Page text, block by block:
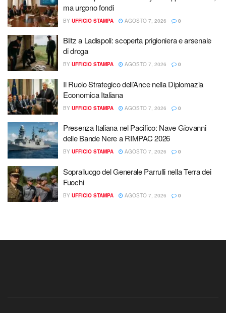
ma urgono fondi
BY UFFICIO STAMPA AGOSTO 7, 2026 0
Blitz a Ladispoli: scoperta prigioniera e arsenale
di droga
BY UFFICIO STAMPA AGOSTO 7, 2026 0
Il Ruolo Strategico dell’Ance nella Diplomazia
Economica Italiana
BY UFFICIO STAMPA AGOSTO 7, 2026 0
Presenza Italiana nel Pacifico: Nave Giovanni
delle Bande Nere a RIMPAC 2026
BY UFFICIO STAMPA AGOSTO 7, 2026 0
Sopralluogo del Generale Parrulli nella Terra dei
Fuochi
BY UFFICIO STAMPA AGOSTO 7, 2026 0